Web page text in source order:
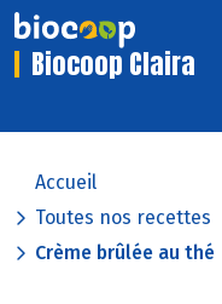
Biocoop Claira
Accueil
Toutes nos recettes
Crème brûlée au thé